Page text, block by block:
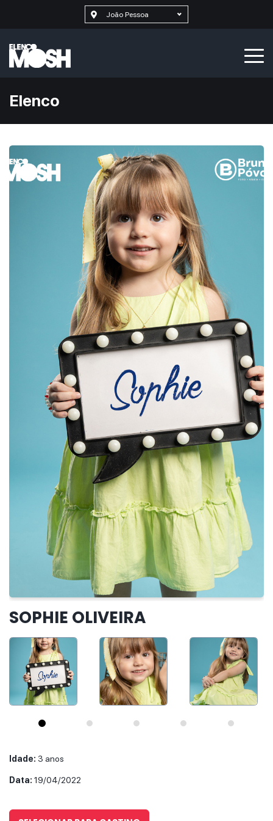
João Pessoa
Elenco
SOPHIE OLIVEIRA
Idade: 3 anos
Data: 19/04/2022
SELECIONAR MAIS
IR PARA O CASTING